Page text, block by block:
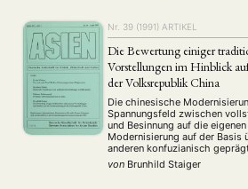
Philosophie (12) Politik (417)
Präsentation (13) Programm (5)
Religion (75) Sozialwissenschaften (4)
Stellenausschreibung (661) Stipendium
Summer School (10) Symposium (32)
Umwelt Veranstaltung (788)
Workshop (126)
STUDIUM
Nr. 39 (1991) ARTIKEL
Die Bewertung einiger
Vorstellungen im Hinblick
der Volksrepublik China
Die chinesische
Spannungsfeld zwischen
und Besinnung auf die
Modernisierung auf der Basis
anderen konfuzianisch
Ostasiens nur bei deren
war, erörtert die Autorin drei
von Brunhild Staiger